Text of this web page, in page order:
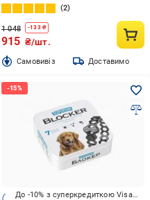
2
1 048 -133₴
915 ₴/шт.
Cамовивіз Доставимо
До -10% з суперкредиткою Visa Вигода